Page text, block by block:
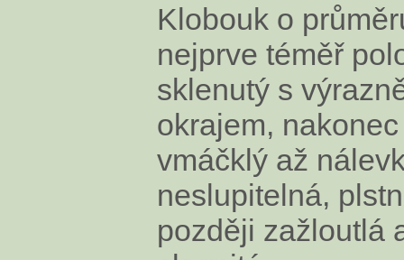
Klobouk o
nejprve téměř
sklenutý s
okrajem,
vmáčklý až
neslupitelná,
později zažloutlá